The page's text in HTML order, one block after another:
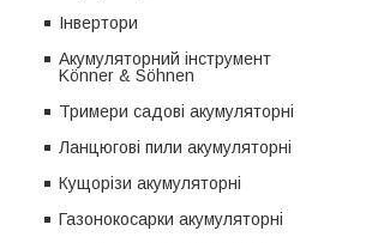
Інвертори
Акумуляторний інструмент
Könner & Söhnen
Тримери садові акумуляторні
Ланцюгові пили акумуляторні
Кущорізи акумуляторні
Газонокосарки акумуляторні